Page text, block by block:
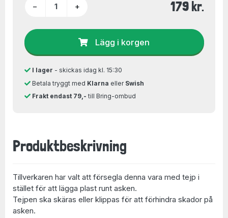
− + 179 kr.
Lägg i korgen
I lager - skickas idag kl. 15:30
Betala tryggt med Klarna eller Swish
Frakt endast 79,- till Bring-ombud
Produktbeskrivning
Tillverkaren har valt att försegla denna vara med tejp i
stället för att lägga plast runt asken.
Tejpen ska skäras eller klippas för att förhindra skador på
asken.